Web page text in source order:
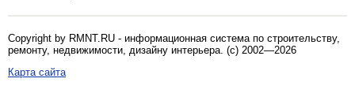
Copyright by RMNT.RU - информационная система по строительству,
ремонту, недвижимости, дизайну интерьера. (c) 2002—2026
Карта сайта